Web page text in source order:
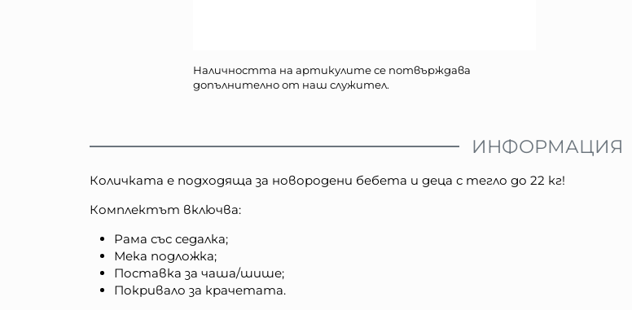
Наличността на артикулите се потвърждава
допълнително от наш служител.
ИНФОРМАЦИЯ
Количката е подходяща за новородени бебета и деца с тегло до 22 кг!
Комплектът включва:
Рама със седалка;
Мека подложка;
Поставка за чаша/шише;
Покривало за крачетата.